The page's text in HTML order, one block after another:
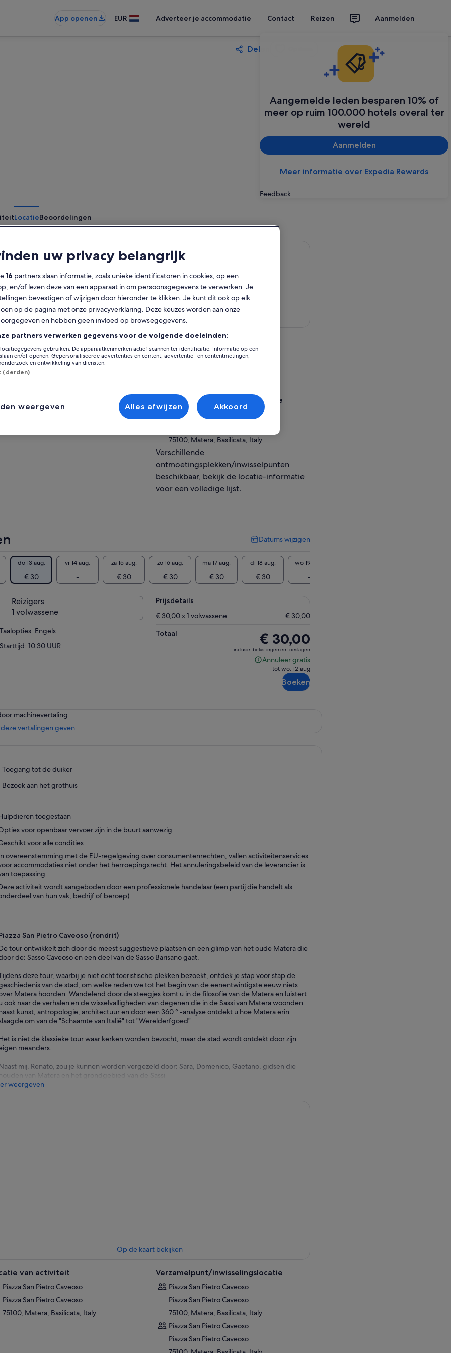
App openen EUR Adverteer je accommodatie Contact Reizen Aanmelden
Aangemelde leden besparen 10% of
meer op ruim 100.000 hotels overal ter
wereld
Aanmelden
Meer informatie over Expedia Rewards
Feedback
Delen
LocatieBeoordelingen
Gratis annulering
3 u
Mobiele voucher
bevestiging
wat Matera uniek maakt en om te
binnen te dringen in de levensfilosofie
deze vreemde en unieke stad.
met mij, Renato of Gaetano, allemaal
Matera, met zijn oude wijken, wordt
als een van de oudste ter wereld.
18 mensen bereiken. Indien nodig
radio's verstrekt om de rondleiding te
weergeven
Locatie van activiteit
Piazza San Pietro Caveoso
Verzamelpunt/inwisselingslocatie
Piazza San Pietro Caveoso
75100, Matera, Basilicata, Italy
Verschillende
ontmoetingsplekken/inwisselpunten
beschikbaar, bekijk de locatie-informatie
voor een volledige lijst.
Datums wijzigen
Datums
do 13 aug.
€ 30
vr 14 aug.
-
za 15 aug.
€ 30
zo 16 aug.
€ 30
ma 17 aug.
€ 30
di 18 aug.
€ 30
wo 19 aug.
-
Reizigers
1 volwassene
Engels
10.30 UUR
Prijsdetails
€ 30,00 x 1 volwassene
€ 30,00
Totaal
De
prijs
is
€ 30,00
€ 30,00
inclusief belastingen en toeslagen
Annuleer gratis
Annuleer
tot wo. 12 aug
Boeken
machinevertaling
vertalingen gevenOpent
Toegang tot de duiker
Bezoek aan het grothuis
toegestaan
voor openbaar vervoer zijn in de buurt aanwezig
voor alle condities
overeenstemming met de EU-regelgeving over consumentenrechten, vallen activiteitenservices
accommodaties niet onder het herroepingsrecht. Het annuleringsbeleid van de leverancier is
toepassing
activiteit wordt aangeboden door een professionele handelaar (een partij die handelt als
van hun vak, bedrijf of beroep).
San Pietro Caveoso (rondrit)
tour ontwikkelt zich door de meest suggestieve plaatsen en een glimp van het oude Matera die
de: Sasso Caveoso en een deel van de Sasso Barisano gaat.
deze tour, waarbij je niet echt toeristische plekken bezoekt, ontdek je stap voor stap de
van de stad, om welke reden we tot het begin van de eenentwintigste eeuw niets
Matera hoorden. Wandelend door de steegjes komt u in de filosofie van de Matera en luistert
ook naar de verhalen en de wisselvalligheden van degenen die in de Sassi van Matera woonden
kunst, antropologie, architectuur en door een 360 ° -analyse ontdekt u hoe Matera erin
om van de "Schaamte van Italië" tot "Werelderfgoed".
is niet de klassieke tour waar kerken worden bezocht, maar de stad wordt ontdekt door zijn
meanders.
mij, Renato, zou je kunnen worden vergezeld door: Sara, Domenico, Gaetano, gidsen die
van Matera en het grondgebied van de Sassi
weergeven
Op de kaart bekijken
van activiteit
Piazza San Pietro Caveoso
Piazza San Pietro Caveoso
75100, Matera, Basilicata, Italy
Verzamelpunt/inwisselingslocatie
Piazza San Pietro Caveoso
Piazza San Pietro Caveoso
75100, Matera, Basilicata, Italy
Piazza San Pietro Caveoso
Piazza San Pietro Caveoso
uw privacy belangrijk
16 partners slaan informatie, zoals unieke identificatoren in cookies, op een
en/of lezen deze van een apparaat in om persoonsgegevens te verwerken. Je
bevestigen of wijzigen door hieronder te klikken. Je kunt dit ook op elk
op de pagina met onze privacyverklaring. Deze keuzes worden aan onze
en hebben geen invloed op browsegegevens.
partners verwerken gegevens voor de volgende doeleinden:
gebruiken. De apparaatkenmerken actief scannen ter identificatie. Informatie op een
en/of openen. Gepersonaliseerde advertenties en content, advertentie- en contentmetingen,
en ontwikkeling van diensten.
(derden)
weergeven Alles afwijzen Akkoord